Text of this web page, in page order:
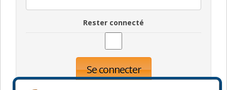
Rester connecté
Se connecter